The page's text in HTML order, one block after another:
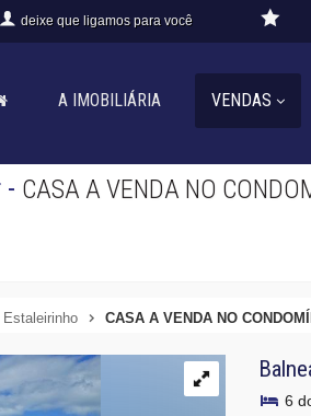
deixe que ligamos para você
A IMOBILIÁRIA VENDAS
- CASA A VENDA NO
Estaleirinho CASA A VENDA NO
6